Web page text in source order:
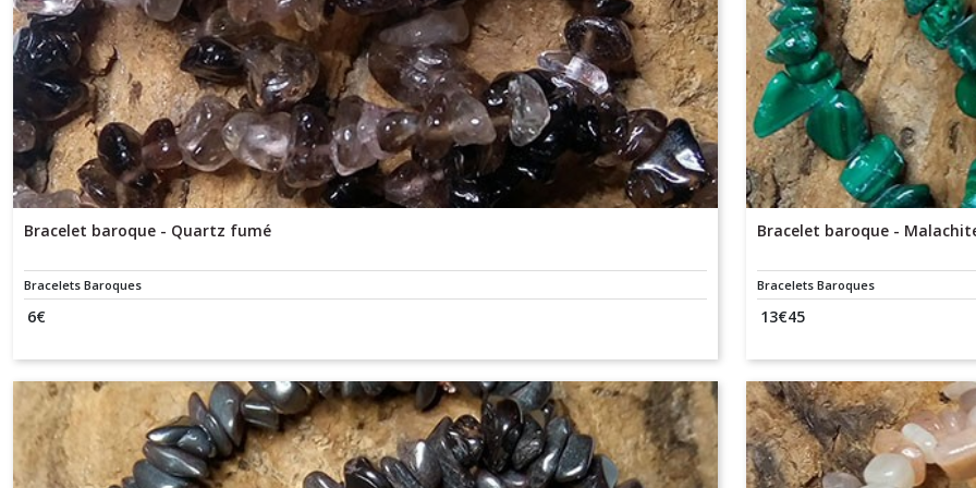
Bracelet baroque - Quartz fumé
Bracelets Baroques
6€
Bracelet baroque -
Bracelets Baroques
13€45